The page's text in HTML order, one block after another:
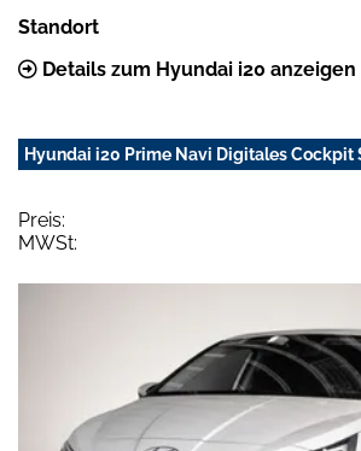
Standort
Details zum Hyundai i20 anzeigen
Hyundai i20 Prime Navi Digitales Cockpit
Preis:
MWSt: